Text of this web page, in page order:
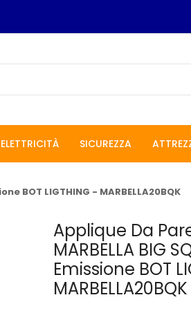
ELETTRICITÀ SICUREZZA
BOT LIGTHING - MARBELLA20BQK
Applique Da
MARBELLA BIG
Emissione BOT
MARBELLA20BQK